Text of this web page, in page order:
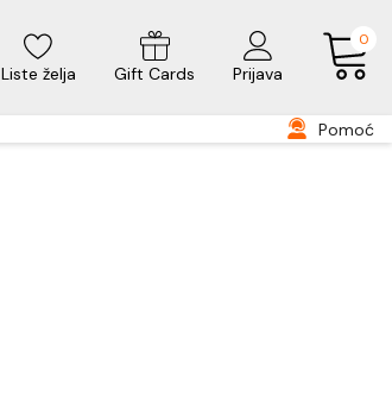
Liste želja Gift Cards Prijava
0
Pomoć